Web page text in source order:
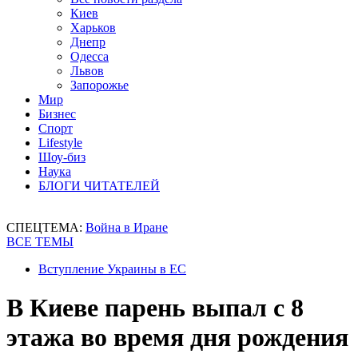
Киев
Харьков
Днепр
Одесса
Львов
Запорожье
Мир
Бизнес
Спорт
Lifestyle
Шоу-биз
Наука
БЛОГИ ЧИТАТЕЛЕЙ
СПЕЦТЕМА: Война в Иране
ВСЕ ТЕМЫ
Вступление Украины в ЕС
В Киеве парень выпал с 8
этажа во время дня рождения